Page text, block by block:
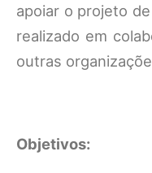
apoiar o projeto
realizado em
outras
Objetivos: